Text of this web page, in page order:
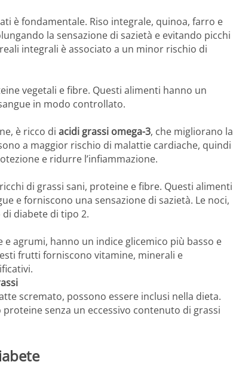
è fondamentale. Riso integrale, quinoa, farro e
la sensazione di sazietà e evitando picchi
integrali è associato a un minor rischio di
vegetali e fibre. Questi alimenti hanno un
in modo controllato.
è ricco di acidi grassi omega-3, che migliorano la
a maggior rischio di malattie cardiache, quindi
e ridurre l’infiammazione.
di grassi sani, proteine e fibre. Questi alimenti
e forniscono una sensazione di sazietà. Le noci,
diabete di tipo 2.
agrumi, hanno un indice glicemico più basso e
frutti forniscono vitamine, minerali e
scremato, possono essere inclusi nella dieta.
senza un eccessivo contenuto di grassi